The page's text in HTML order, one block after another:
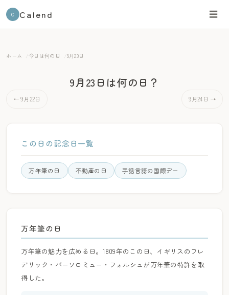
C Calend ☰
ホーム 今日は何の日 9月23日
← 9月22日
9月23日は何の日？
9月24日 →
この日の記念日一覧
万年筆の日 不動産の日 手話言語の国際デー
万年筆の日
万年筆の魅力を広める日。1809年のこの日、イギリスのフレ
デリック・バーソロミュー・フォルシュが万年筆の特許を取
得した。